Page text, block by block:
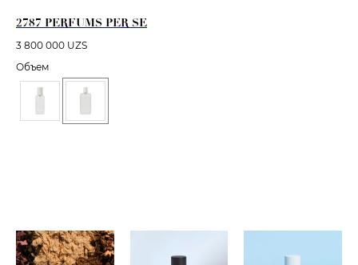
2787 PERFUMS PER SE
3 800 000 UZS
Объем